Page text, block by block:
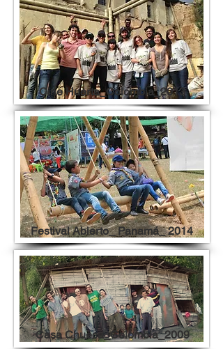
Cine Huerta_Colombia_2013
Festival Abierto_ Panamá_ 2014
Casa Chueca_Colombia_2009